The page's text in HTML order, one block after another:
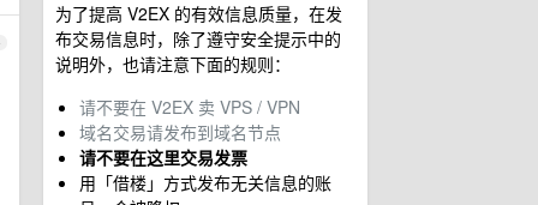
为了提高 V2EX 的有效信息质量，在发
布交易信息时，除了遵守安全提示中的
说明外，也请注意下面的规则：
请不要在 V2EX 卖 VPS / VPN
域名交易请发布到域名节点
请不要在这里交易发票
用「借楼」方式发布无关信息的账